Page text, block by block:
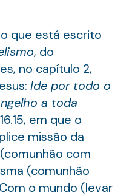
que está escrito
, do
no capítulo 2,
Ide por todo o
a toda
em que o
missão da
com
(comunhão
o mundo (levar